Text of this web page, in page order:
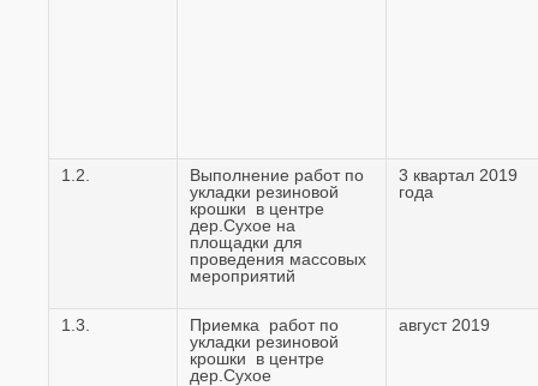
1.2.
Выполнение работ по
укладки резиновой
крошки в центре
дер.Сухое на
площадки для
проведения массовых
мероприятий
3 квартал 2019
года
1.3.
Приемка работ по
укладки резиновой
крошки в центре
дер.Сухое
август 2019